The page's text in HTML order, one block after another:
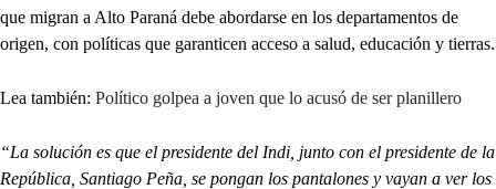
que migran a Alto Paraná debe abordarse en los departamentos de
origen, con políticas que garanticen acceso a salud, educación y tierras.
Lea también: Político golpea a joven que lo acusó de ser planillero
“La solución es que el presidente del Indi, junto con el presidente de la
República, Santiago Peña, se pongan los pantalones y vayan a ver los